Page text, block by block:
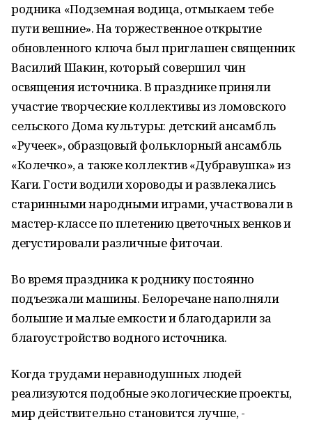
родника «Подземная водица, отмыкаем тебе
пути вешние». На торжественное открытие
обновленного ключа был приглашен священник
Василий Шакин, который совершил чин
освящения источника. В празднике приняли
участие творческие коллективы из ломовского
сельского Дома культуры: детский ансамбль
«Ручеек», образцовый фольклорный ансамбль
«Колечко», а также коллектив «Дубравушка» из
Каги. Гости водили хороводы и развлекались
старинными народными играми, участвовали в
мастер-классе по плетению цветочных венков и
дегустировали различные фиточаи.
Во время праздника к роднику постоянно
подъезжали машины. Белоречане наполняли
большие и малые емкости и благодарили за
благоустройство водного источника.
Когда трудами неравнодушных людей
реализуются подобные экологические проекты,
мир действительно становится лучше, -